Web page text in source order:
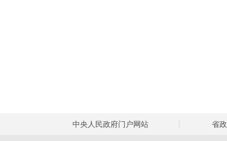
中央人民政府门户网站 省